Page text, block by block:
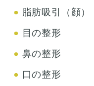
脂肪吸引（顔）
目の整形
鼻の整形
口の整形